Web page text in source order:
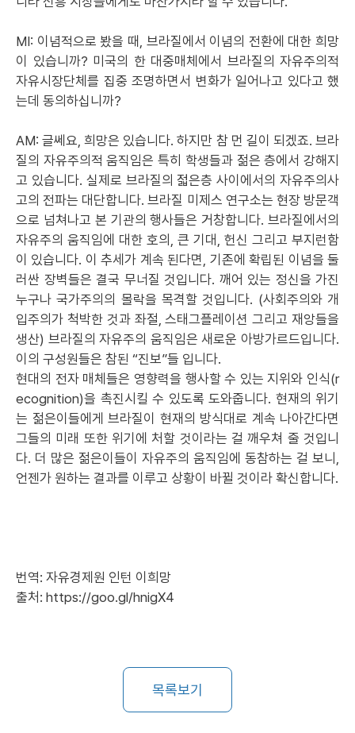
MI: 이념적으로 봤을 때, 브라질에서 이념의 전환에 대한 희망
이 있습니까? 미국의 한 대중매체에서 브라질의 자유주의적
자유시장단체를 집중 조명하면서 변화가 일어나고 있다고 했
는데 동의하십니까?
AM: 글쎄요, 희망은 있습니다. 하지만 참 먼 길이 되겠죠. 브라
질의 자유주의적 움직임은 특히 학생들과 젊은 층에서 강해지
고 있습니다. 실제로 브라질의 젋은층 사이에서의 자유주의사
고의 전파는 대단합니다. 브라질 미제스 연구소는 현장 방문객
으로 넘쳐나고 본 기관의 행사들은 거창합니다. 브라질에서의
자유주의 움직임에 대한 호의, 큰 기대, 헌신 그리고 부지런함
이 있습니다. 이 추세가 계속 된다면, 기존에 확립된 이념을 둘
러싼 장벽들은 결국 무너질 것입니다. 깨어 있는 정신을 가진
누구나 국가주의의 몰락을 목격할 것입니다. (사회주의와 개
입주의가 척박한 것과 좌절, 스태그플레이션 그리고 재앙들을
생산) 브라질의 자유주의 움직임은 새로운 아방가르드입니다.
이의 구성원들은 참된 “진보”들 입니다.
현대의 전자 매체들은 영향력을 행사할 수 있는 지위와 인식(r
ecognition)을 촉진시킬 수 있도록 도와줍니다. 현재의 위기
는 젊은이들에게 브라질이 현재의 방식대로 계속 나아간다면
그들의 미래 또한 위기에 처할 것이라는 걸 깨우쳐 줄 것입니
다. 더 많은 젊은이들이 자유주의 움직임에 동참하는 걸 보니,
언젠가 원하는 결과를 이루고 상황이 바뀔 것이라 확신합니다.
번역: 자유경제원 인턴 이희망
출처: https://goo.gl/hnigX4
목록보기